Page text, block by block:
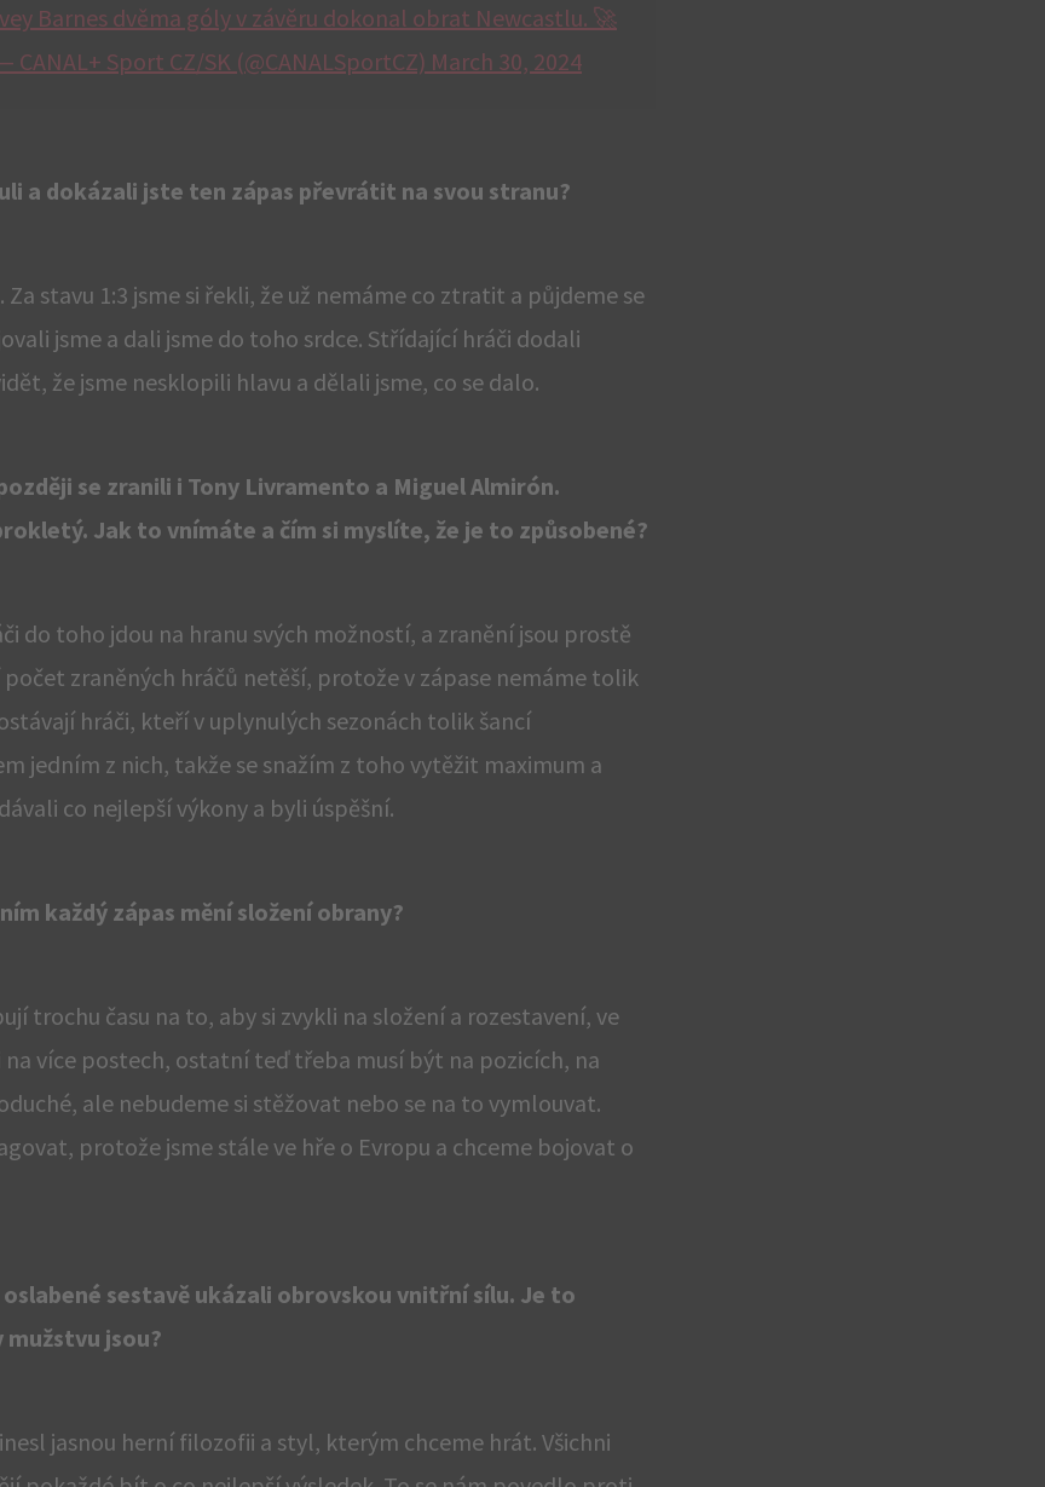
Barnes dvěma góly v závěru dokonal obrat Newcastlu. 🚀
Sport CZ/SK (@CANALSportCZ) March 30, 2024
a dokázali jste ten zápas převrátit na svou stranu?
stavu 1:3 jsme si řekli, že už nemáme co ztratit a půjdeme se
jsme a dali jsme do toho srdce. Střídající hráči dodali
že jsme nesklopili hlavu a dělali jsme, co se dalo.
se zranili i Tony Livramento a Miguel Almirón.
Jak to vnímáte a čím si myslíte, že je to způsobené?
do toho jdou na hranu svých možností, a zranění jsou prostě
zraněných hráčů netěší, protože v zápase nemáme tolik
hráči, kteří v uplynulých sezonách tolik šancí
jedním z nich, takže se snažím z toho vytěžit maximum a
co nejlepší výkony a byli úspěšní.
každý zápas mění složení obrany?
trochu času na to, aby si zvykli na složení a rozestavení, ve
více postech, ostatní teď třeba musí být na pozicích, na
ale nebudeme si stěžovat nebo se na to vymlouvat.
protože jsme stále ve hře o Evropu a chceme bojovat o
sestavě ukázali obrovskou vnitřní sílu. Je to
mužstvu jsou?
jasnou herní filozofii a styl, kterým chceme hrát. Všichni